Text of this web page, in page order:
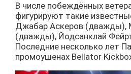
В числе побеждённых
фигурируют такие
Джабар Аскеров (дважды),
(дважды), Йодсанклай
Последние несколько лет
промоушенах Bellator